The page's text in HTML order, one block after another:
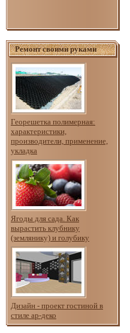
Ремонт своими руками
Георешетка полимерная:
характеристики,
производители, применение,
укладка
Ягоды для сада. Как
вырастить клубнику
(землянику) и голубику
Дизайн - проект гостиной в
стиле ар-деко